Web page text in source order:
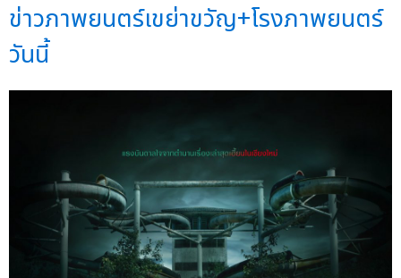
ข่าวภาพยนตร์เขย่าขวัญ+โรงภาพยนตร์
วันนี้